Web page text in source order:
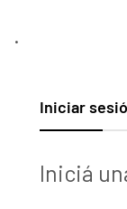
.
Iniciar
Iniciá